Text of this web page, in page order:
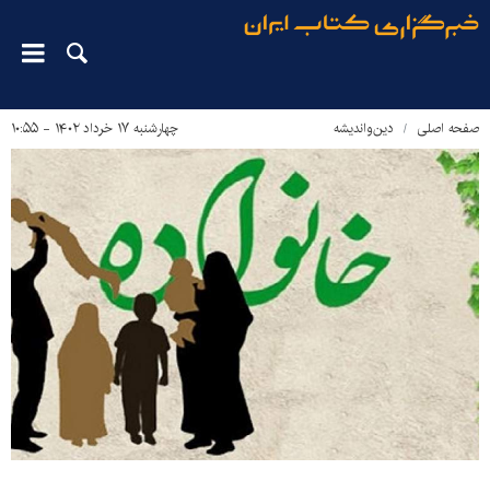
صفحه اصلی دین‌واندیشه چهارشنبه ۱۷ خرداد ۱۴۰۲ - ۱۰:۵۵